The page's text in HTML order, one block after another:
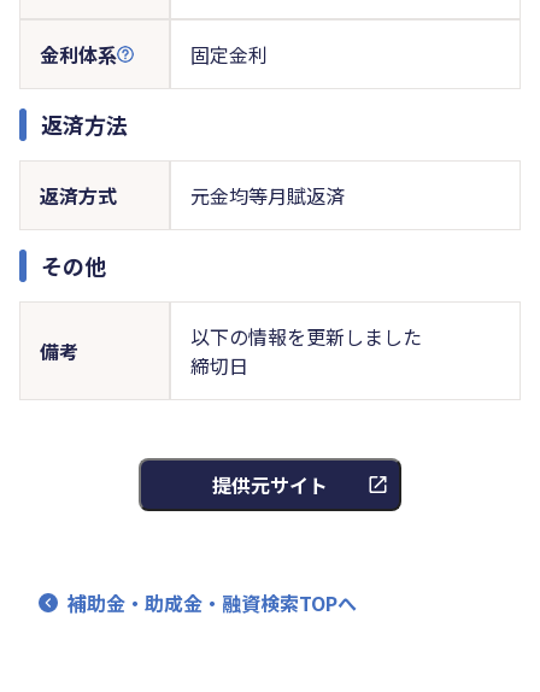
金利体系 固定金利
返済方法
返済方式 元金均等月賦返済
その他
備考
以下の情報を更新しました
締切日
提供元サイト
補助金・助成金・融資検索TOPへ